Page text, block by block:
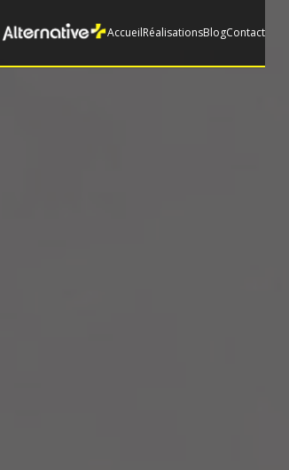
AccueilRéalisationsBlogContact